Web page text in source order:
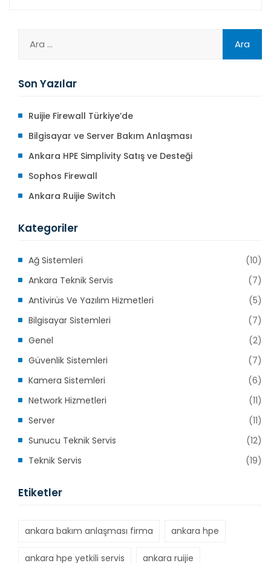
Son Yazılar
Ruijie Firewall Türkiye’de
Bilgisayar ve Server Bakım Anlaşması
Ankara HPE Simplivity Satış ve Desteği
Sophos Firewall
Ankara Ruijie Switch
Kategoriler
Ağ Sistemleri
(10)
Ankara Teknik Servis
(7)
Antivirüs Ve Yazılım Hizmetleri
(5)
Bilgisayar Sistemleri
(7)
Genel
(2)
Güvenlik Sistemleri
(7)
Kamera Sistemleri
(6)
Network Hizmetleri
(11)
Server
(11)
Sunucu Teknik Servis
(12)
Teknik Servis
(19)
Etiketler
ankara bakım anlaşması firma ankara hpe
ankara hpe yetkili servis ankara ruijie